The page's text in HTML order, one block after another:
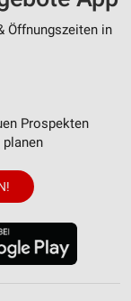
Öffnungszeiten in
Prospekten